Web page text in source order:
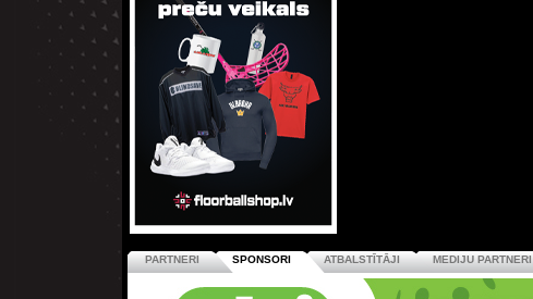
PARTNERI SPONSORI ATBALSTĪTĀJI MEDIJU PARTNERI